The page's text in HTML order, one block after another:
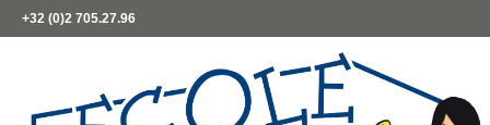
+32 (0)2 705.27.96